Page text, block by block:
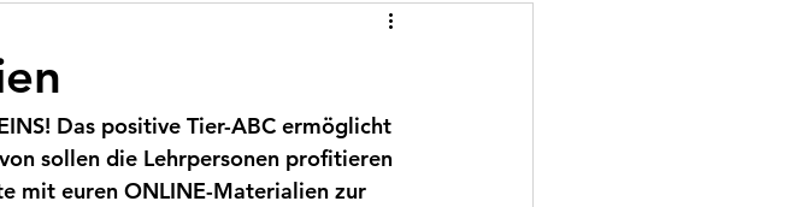
Das positive Tier-ABC ermöglicht
sollen die Lehrpersonen profitieren
mit euren ONLINE-Materialien zur